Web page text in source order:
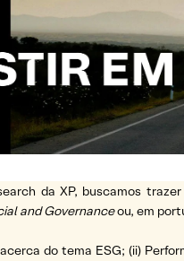
da XP, buscamos
and Governanceou, em
do tema ESG; (ii)